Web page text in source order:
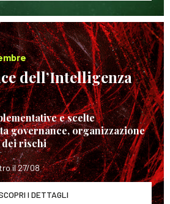
dell’Intelligenza
e scelte
governance, organizzazione
dei rischi
il 27/08
I DETTAGLI